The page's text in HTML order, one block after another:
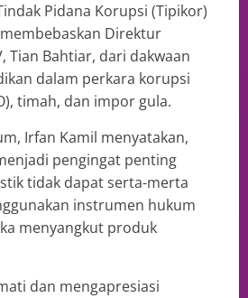
Pidana Korupsi (Tipikor)
Direktur
Tian Bahtiar, dari dakwaan
dalam perkara korupsi
timah, dan impor gula.
Irfan Kamil menyatakan,
pengingat penting
tidak dapat serta-merta
instrumen hukum
menyangkut produk
dan mengapresiasi